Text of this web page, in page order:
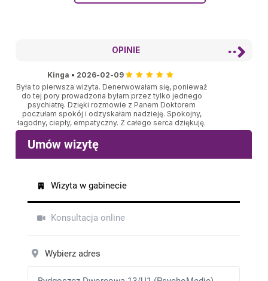
OPINIE
Kinga • 2026-02-09
Była to pierwsza wizyta. Denerwowałam się, ponieważ
do tej pory prowadzona byłam przez tylko jednego
psychiatrę. Dzięki rozmowie z Panem Doktorem
poczułam spokój i odzyskałam nadzieję. Spokojny,
łagodny, ciepły, empatyczny. Z całego serca dziękuję.
Zbigniew•2026-02-09